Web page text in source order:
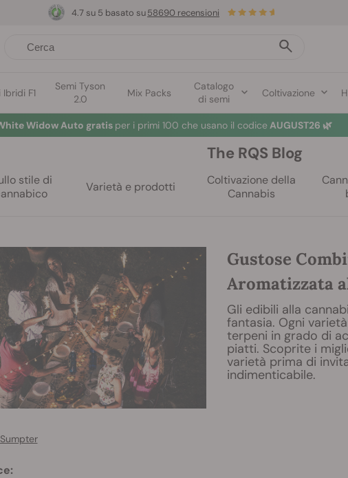
Ibridi F1
Semi Tyson
2.0
Mix Packs
Catalogo
di semi
Coltivazione
4.7 su 5 basato su58690 recensioni
Widow Auto gratis per i primi 100 che usano il codice AUGUST26 🌿
The RQS Blog
stile di
Varietà e prodotti
Coltivazione della
Cannabis
Gustose
Aromatizzata
Gli edibili alla
fantasia. Ogni
terpeni in grado di
piatti. Scoprite i
varietà prima di
indimenticabile.